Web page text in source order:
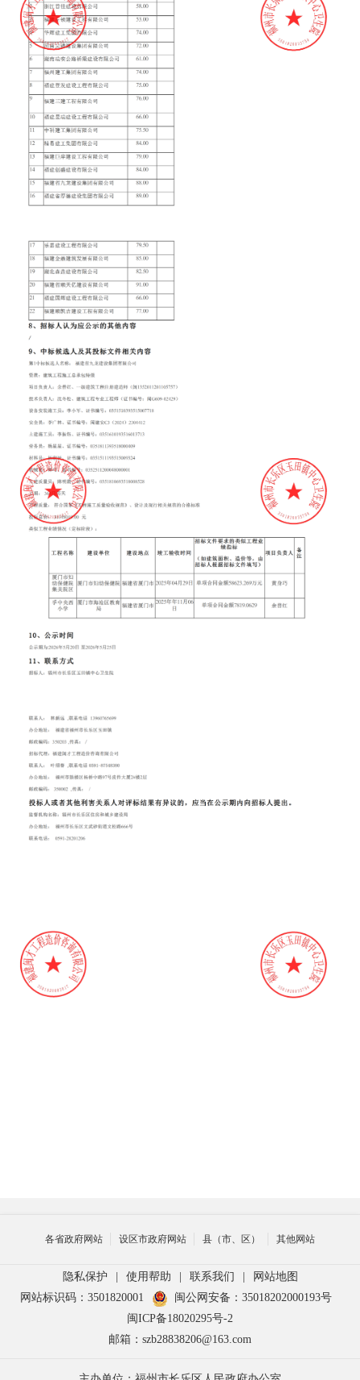
各省政府网站 设区市政府网站 县（市、区） 其他网站
隐私保护 使用帮助 联系我们
网站地图
网站标识码：3501820001
闽公网安备：35018202000193号
闽ICP备18020295号-2
邮箱：szb28838206@163.com